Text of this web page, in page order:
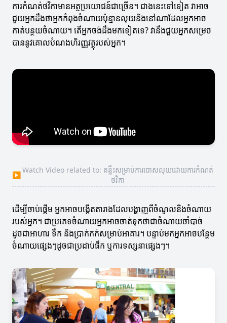
ការកំណត់ថវិកាមានអត្ថប្រយោជន៍ជាច្រើន។ ជាងនេះទៅទៀត វាអាច
ជួយអ្នកដឹងថាអ្នកកំពុងចំណាយប៉ុន្មានលុយនិងនៅណាដែលអ្នកអាច
កាត់បន្ថយចំណាយ។ តើអ្នកចង់ដឹងមកទៀតទេ? វានឹងជួយអ្នកសម្រេច
បាននូវគោលបំណងហិរញ្ញវត្ថុរបស់អ្នក។
▶
Watch Video related to: គន្លឹះសម្រាប់ការបោសលុយដោយការកំណត់
ថវិកា
ដើម្បីចាប់ផ្តើម អ្នកអាចបង្កើតតារាងដែលបង្ហាញពីចំណូលនិងចំណាយ
របស់អ្នក។ ជាប្រភេទចំណាយអ្នកអាចចាត់ទុកថាជាចំណាយចាំបាច់
ដូចជាអាហារ ទឹក និងប្រាក់កក់សម្រាប់អាគារ។ បន្ទាប់មកអ្នកអាចបន្ថែម
ចំណាយផ្សេងៗដូចជាប្រដាប់ផឹក ឬការទស្សនាផ្សេងៗ។